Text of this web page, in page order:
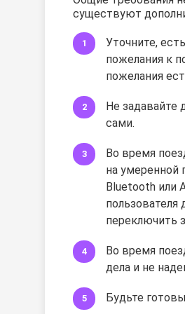
существуют
Уточните,
пожелания к
пожелания
Не задавайте
сами.
Во время
на умеренной
Bluetooth или
переключить
Во время
дела и не
Будьте